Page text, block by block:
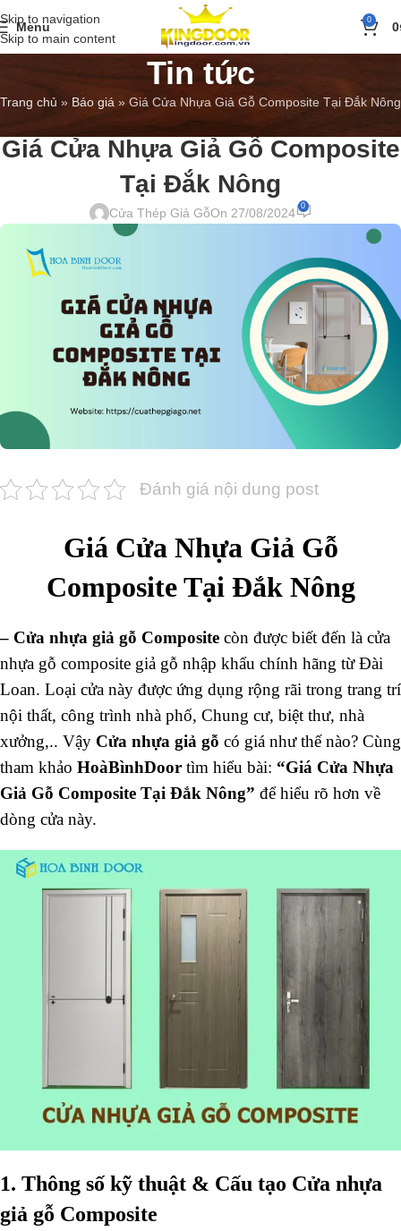
Skip to navigation
Skip to main content
Menu 0 0
Tin tức
Trang chủ » Báo giá » Giá Cửa Nhựa Giả Gỗ Composite Tại Đắk Nông
BÁO GIÁ,
Giá Cửa Nhựa Giả Gỗ Composite
Tại Đắk Nông
Cửa Thép Giả GỗOn 27/08/2024 0
Đánh giá nội dung post
Giá Cửa Nhựa Giả Gỗ
Composite Tại Đắk Nông
– Cửa nhựa giả gỗ Composite còn được biết đến là cửa
nhựa gỗ composite giả gỗ nhập khẩu chính hãng từ Đài
Loan. Loại cửa này được ứng dụng rộng rãi trong trang trí
nội thất, công trình nhà phố, Chung cư, biệt thư, nhà
xưởng,.. Vậy Cửa nhựa giả gỗ có giá như thế nào? Cùng
tham khảo HoàBìnhDoor tìm hiểu bài: “Giá Cửa Nhựa
Giả Gỗ Composite Tại Đắk Nông” để hiểu rõ hơn về
dòng cửa này.
1. Thông số kỹ thuật & Cấu tạo Cửa nhựa
giả gỗ Composite